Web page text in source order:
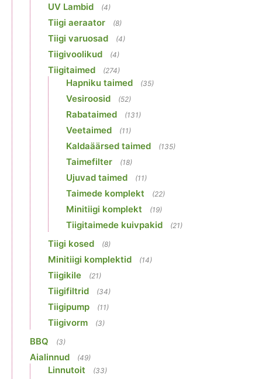
UV Lambid (4)
Tiigi aeraator (8)
Tiigi varuosad (4)
Tiigivoolikud (4)
Tiigitaimed (274)
Hapniku taimed (35)
Vesiroosid (52)
Rabataimed (131)
Veetaimed (11)
Kaldaäärsed taimed (135)
Taimefilter (18)
Ujuvad taimed (11)
Taimede komplekt (22)
Minitiigi komplekt (19)
Tiigitaimede kuivpakid (21)
Tiigi kosed (8)
Minitiigi komplektid (14)
Tiigikile (21)
Tiigifiltrid (34)
Tiigipump (11)
Tiigivorm (3)
BBQ (3)
Aialinnud (49)
Linnutoit (33)